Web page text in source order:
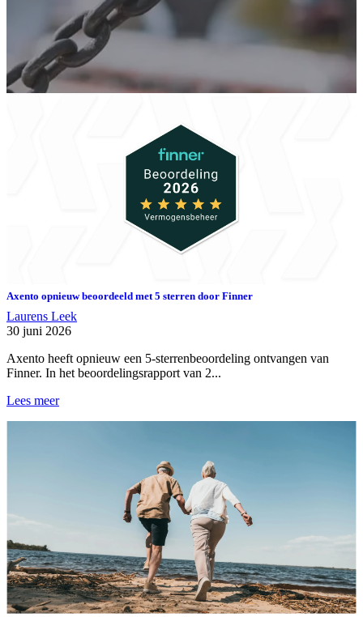
help
you
navigate
Axento opnieuw beoordeeld met 5 sterren door Finner
Laurens Leek
30 juni 2026
Axento heeft opnieuw een 5-sterrenbeoordeling ontvangen van
Finner. In het beoordelingsrapport van 2...
Lees meer